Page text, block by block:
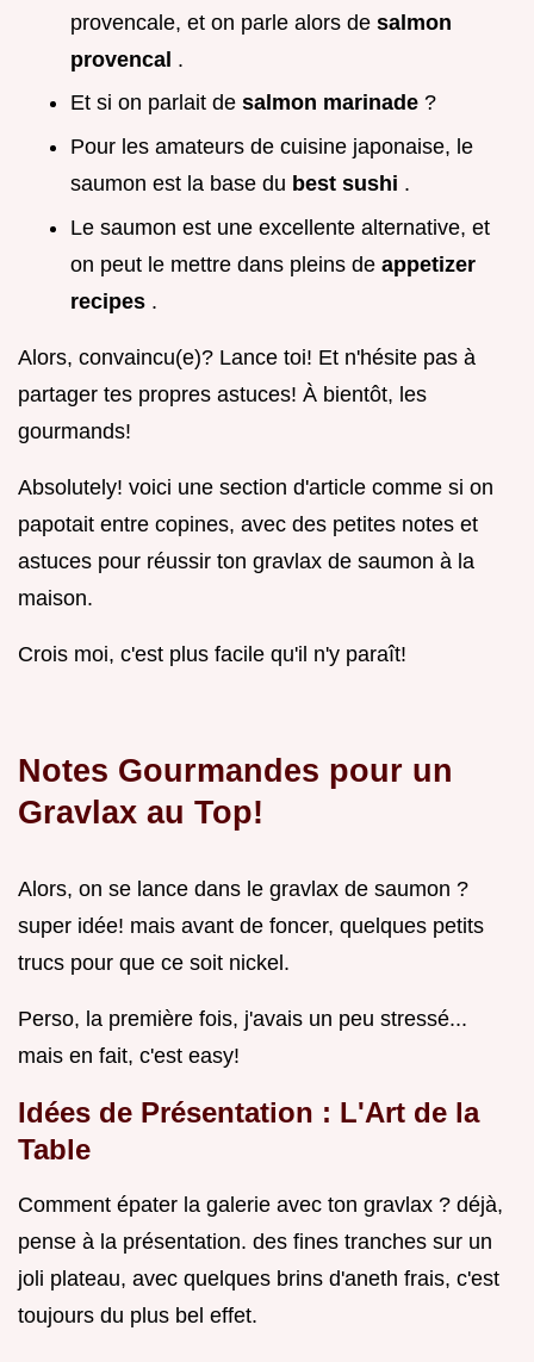
provencale, et on parle alors de salmon
provencal .
Et si on parlait de salmon marinade ?
Pour les amateurs de cuisine japonaise, le
saumon est la base du best sushi .
Le saumon est une excellente alternative, et
on peut le mettre dans pleins de appetizer
recipes .
Alors, convaincu(e)? Lance toi! Et n'hésite pas à
partager tes propres astuces! À bientôt, les
gourmands!
Absolutely! voici une section d'article comme si on
papotait entre copines, avec des petites notes et
astuces pour réussir ton gravlax de saumon à la
maison.
Crois moi, c'est plus facile qu'il n'y paraît!
Notes Gourmandes pour un
Gravlax au Top!
Alors, on se lance dans le gravlax de saumon ?
super idée! mais avant de foncer, quelques petits
trucs pour que ce soit nickel.
Perso, la première fois, j'avais un peu stressé...
mais en fait, c'est easy!
Idées de Présentation : L'Art de la
Table
Comment épater la galerie avec ton gravlax ? déjà,
pense à la présentation. des fines tranches sur un
joli plateau, avec quelques brins d'aneth frais, c'est
toujours du plus bel effet.